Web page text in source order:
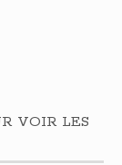
VOIR LES